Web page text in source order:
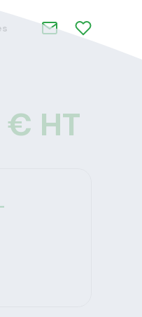
HT